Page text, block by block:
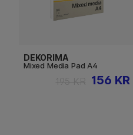
DEKORIMA
Mixed Media Pad A4
156 KR